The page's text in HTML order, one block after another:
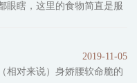
瞎，这里的食物简直是服
递情书，这里的人真是不
封？？？？
2019-11-05
相对来说）身娇腰软命脆的